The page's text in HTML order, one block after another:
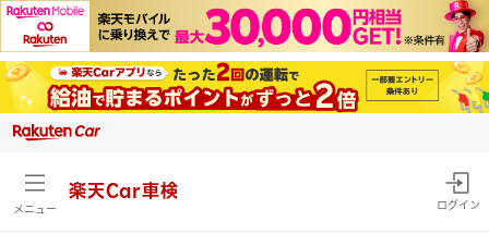
メニュー
楽天Car車検
ログイン